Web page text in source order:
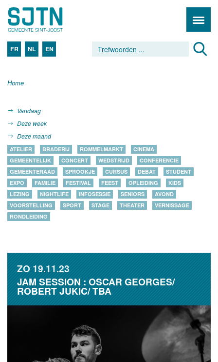
FR NL EN
Home
Vandaag
Deze week
Deze maand
ATELIER BRADERIJ ROMMELMARKT
CINEMA
GEMEENTELIJK
CONCERT WEDSTRIJD
CONFERENCIE
GEMEENTERAAD
SPROOKJE CURSUS DEBAT
STUDENT
EXPO
FAMILIE FESTIVAL FEEST OPLEIDING
KIDS
LEZING
NIGHTLIFE INFOSESSIE SENIORS
AVOND
VOORSTELLING
SPORT STAGE THEATER
VERNISSAGE
RONDLEIDING
ZO19.11.23
JAM SESSION : OSCAR GEORGES/
ROBERT JUKIC/ TBA